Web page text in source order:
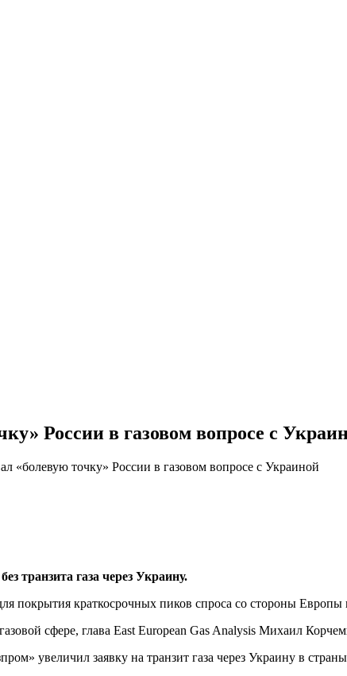
России в газовом вопросе с
«болевую точку» России в газовом вопросе с Украиной
транзита газа через Украину.
покрытия краткосрочных пиков спроса со стороны
сфере, глава East European Gas Analysis Михаил
увеличил заявку на транзит газа через Украину в